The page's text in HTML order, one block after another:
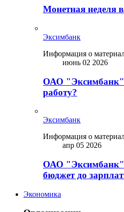
Монетная неделя
Эксимбанк
Информация о
июнь 02 2026
ОАО
работу?
Эксимбанк
Информация о
апр 05 2026
ОАО
бюджет до
Экономика